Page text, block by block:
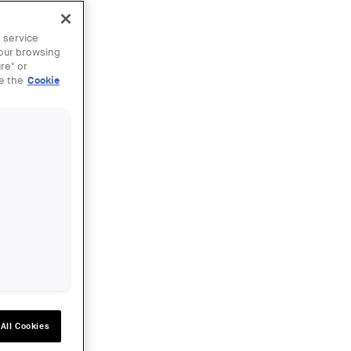
service
browsing
or
the Cookie
Cookies